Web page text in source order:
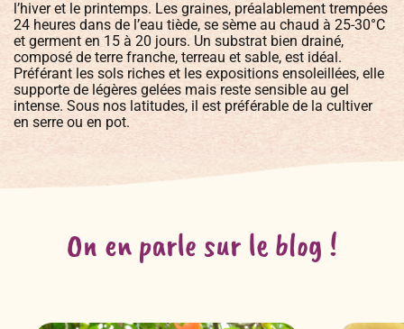
l’hiver et le printemps. Les graines, préalablement trempées
24 heures dans de l’eau tiède, se sème au chaud à 25-30°C
et germent en 15 à 20 jours. Un substrat bien drainé,
composé de terre franche, terreau et sable, est idéal.
Préférant les sols riches et les expositions ensoleillées, elle
supporte de légères gelées mais reste sensible au gel
intense. Sous nos latitudes, il est préférable de la cultiver
en serre ou en pot.
On en parle sur le blog !